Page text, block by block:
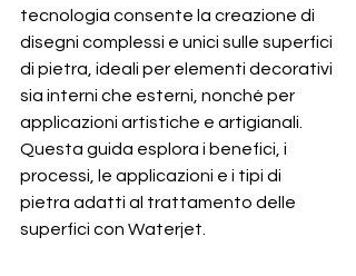
tecnologia consente la creazione di
disegni complessi e unici sulle superfici
di pietra, ideali per elementi decorativi
sia interni che esterni, nonché per
applicazioni artistiche e artigianali.
Questa guida esplora i benefici, i
processi, le applicazioni e i tipi di
pietra adatti al trattamento delle
superfici con Waterjet.